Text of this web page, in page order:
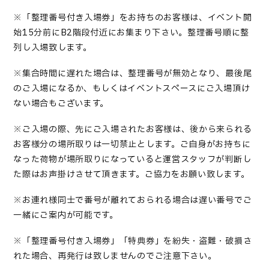
※「整理番号付き入場券」をお持ちのお客様は、イベント開
始15分前にB2階段付近にお集まり下さい。整理番号順に整
列し入場致します。
※集合時間に遅れた場合は、整理番号が無効となり、最後尾
のご入場になるか、もしくはイベントスペースにご入場頂け
ない場合もございます。
※ご入場の際、先にご入場されたお客様は、後から来られる
お客様分の場所取りは一切禁止とします。ご自身がお持ちに
なった荷物が場所取りになっていると運営スタッフが判断し
た際はお声掛けさせて頂きます。ご協力をお願い致します。
※お連れ様同士で番号が離れておられる場合は遅い番号でご
一緒にご案内が可能です。
※「整理番号付き入場券」「特典券」を紛失・盗難・破損さ
れた場合、再発行は致しませんのでご注意下さい。